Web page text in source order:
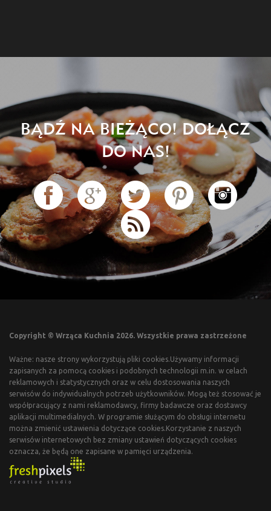
BĄDŹ NA BIEŻĄCO! DOŁĄCZ
DO NAS!
Copyright © Wrząca Kuchnia 2026. Wszystkie prawa zastrzeżone
Ważne: nasze strony wykorzystują pliki cookies.Używamy informacji
zapisanych za pomocą cookies i podobnych technologii m.in. w celach
reklamowych i statystycznych oraz w celu dostosowania naszych
serwisów do indywidualnych potrzeb użytkowników. Mogą też stosować je
współpracujący z nami reklamodawcy, firmy badawcze oraz dostawcy
aplikacji multimedialnych. W programie służącym do obsługi internetu
można zmienić ustawienia dotyczące cookies.Korzystanie z naszych
serwisów internetowych bez zmiany ustawień dotyczących cookies
oznacza, że będą one zapisane w pamięci urządzenia.